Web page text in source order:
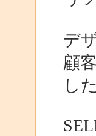
デ
顧
し